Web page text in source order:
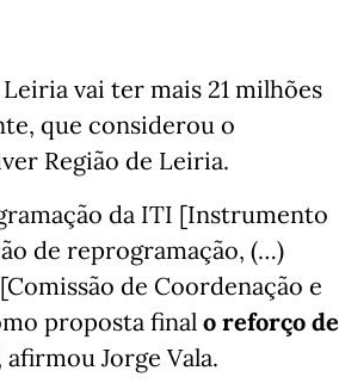
vai ter mais 21 milhões
que considerou o
Região de Leiria.
da ITI [Instrumento
de reprogramação, (…)
de Coordenação e
proposta final o reforço de
afirmou Jorge Vala.